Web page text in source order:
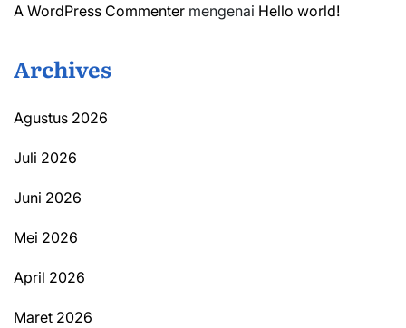
A WordPress Commenter mengenai Hello world!
Archives
Agustus 2026
Juli 2026
Juni 2026
Mei 2026
April 2026
Maret 2026